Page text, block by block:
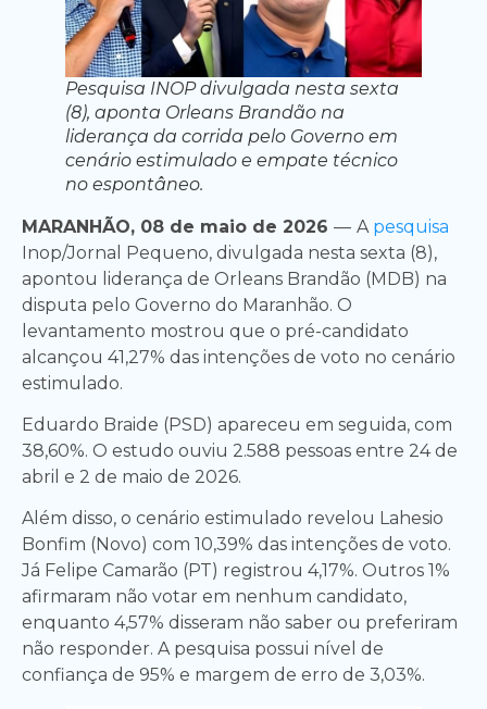
Pesquisa INOP divulgada nesta sexta
(8), aponta Orleans Brandão na
liderança da corrida pelo Governo em
cenário estimulado e empate técnico
no espontâneo.
MARANHÃO, 08 de maio de 2026 — A pesquisa
Inop/Jornal Pequeno, divulgada nesta sexta (8),
apontou liderança de Orleans Brandão (MDB) na
disputa pelo Governo do Maranhão. O
levantamento mostrou que o pré-candidato
alcançou 41,27% das intenções de voto no cenário
estimulado.
Eduardo Braide (PSD) apareceu em seguida, com
38,60%. O estudo ouviu 2.588 pessoas entre 24 de
abril e 2 de maio de 2026.
Além disso, o cenário estimulado revelou Lahesio
Bonfim (Novo) com 10,39% das intenções de voto.
Já Felipe Camarão (PT) registrou 4,17%. Outros 1%
afirmaram não votar em nenhum candidato,
enquanto 4,57% disseram não saber ou preferiram
não responder. A pesquisa possui nível de
confiança de 95% e margem de erro de 3,03%.